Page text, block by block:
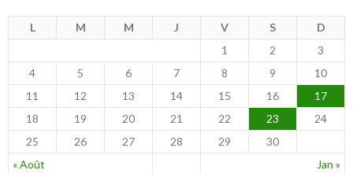
L M M J V S D
« Août Jan »
1 2
3
4
5 6 7 8 9
10
11
12 13 14 15 16
17
18
19 20 21 22 23
24
25
26 27 28 29 30